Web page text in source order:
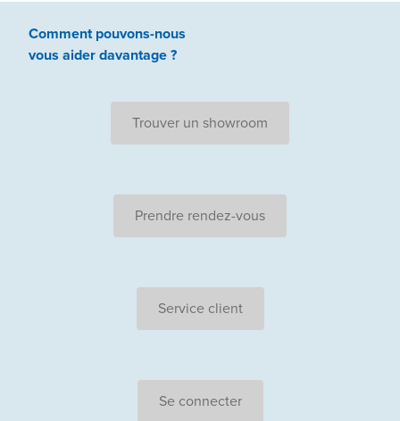
Comment pouvons-nous
vous aiderdavantage ?
Trouver un showroom
Prendre rendez-vous
Service client
Se connecter